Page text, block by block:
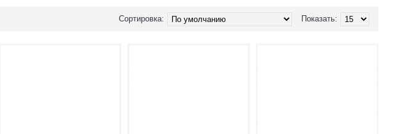
Показать:
Сортировка: